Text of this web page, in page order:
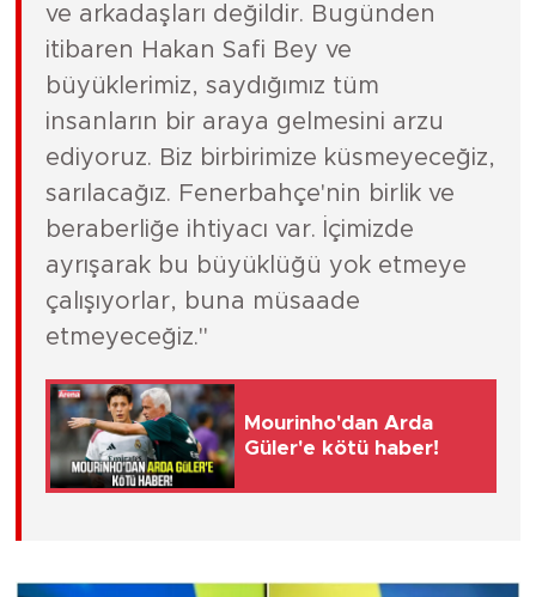
ve arkadaşları değildir. Bugünden
itibaren Hakan Safi Bey ve
büyüklerimiz, saydığımız tüm
insanların bir araya gelmesini arzu
ediyoruz. Biz birbirimize küsmeyeceğiz,
sarılacağız. Fenerbahçe'nin birlik ve
beraberliğe ihtiyacı var. İçimizde
ayrışarak bu büyüklüğü yok etmeye
çalışıyorlar, buna müsaade
etmeyeceğiz."
Mourinho'dan Arda
Güler'e kötü haber!